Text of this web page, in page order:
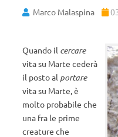
Marco Malaspina
Quando il cercare
vita su Marte cederà
il posto al portare
vita su Marte, è
molto probabile che
una fra le prime
creature che